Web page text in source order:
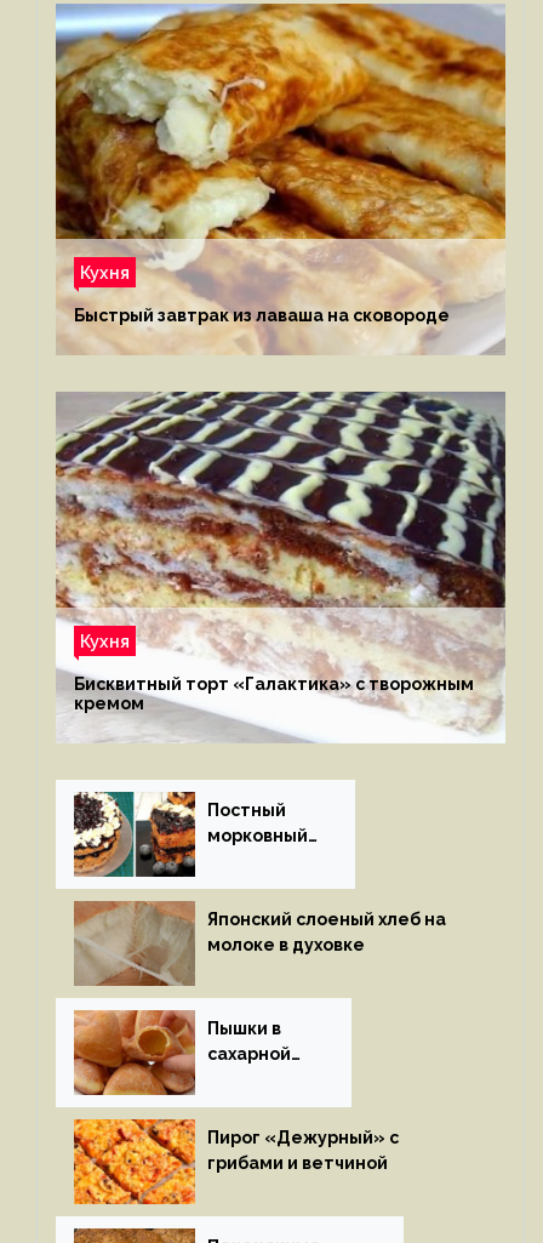
Кухня
Быстрый завтрак из лаваша на сковороде
Кухня
Бисквитный торт «Галактика» с творожным
кремом
Постный
морковный
Японский слоеный хлеб на
молоке в духовке
Пышки в
сахарной
Пирог «Дежурный» с
грибами и ветчиной